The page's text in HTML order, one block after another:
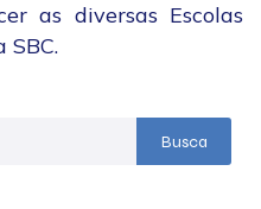
as diversas Escolas
SBC.
Busca